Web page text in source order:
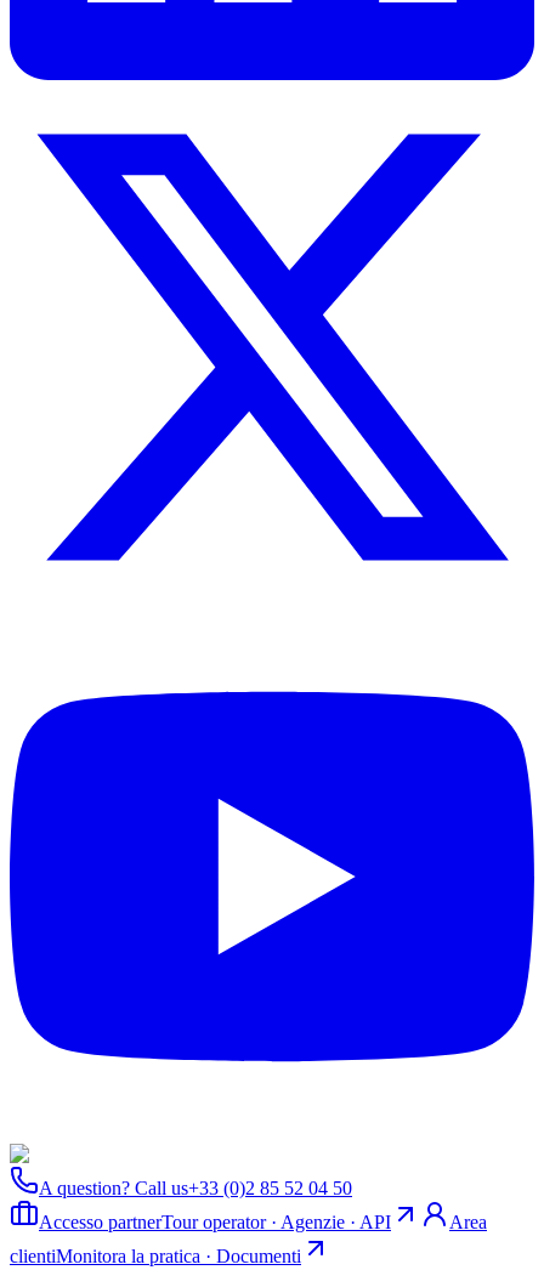
A question? Call us+33 (0)2 85 52 04 50
Accesso partnerTour operator · Agenzie · API
Area
clientiMonitora la pratica · Documenti